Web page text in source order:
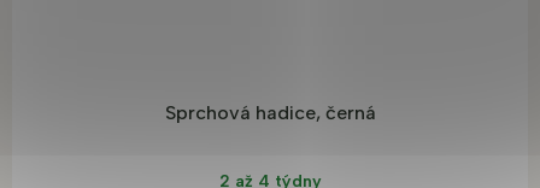
Sprchová hadice, černá
2 až 4 týdny